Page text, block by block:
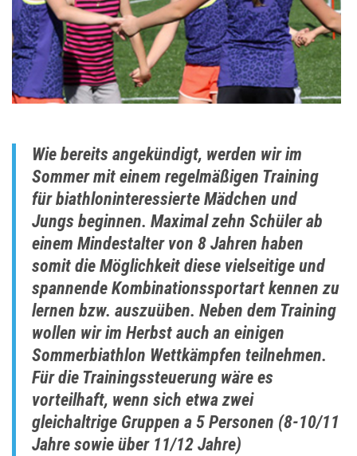
Wie bereits angekündigt, werden wir im
Sommer mit einem regelmäßigen Training
für biathloninteressierte Mädchen und
Jungs beginnen. Maximal zehn Schüler ab
einem Mindestalter von 8 Jahren haben
somit die Möglichkeit diese vielseitige und
spannende Kombinationssportart kennen zu
lernen bzw. auszuüben. Neben dem Training
wollen wir im Herbst auch an einigen
Sommerbiathlon Wettkämpfen teilnehmen.
Für die Trainingssteuerung wäre es
vorteilhaft, wenn sich etwa zwei
gleichaltrige Gruppen a 5 Personen (8-10/11
Jahre sowie über 11/12 Jahre)